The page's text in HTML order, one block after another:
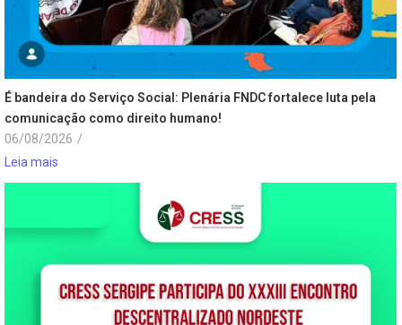
É bandeira do Serviço Social: Plenária FNDC fortalece luta pela
comunicação como direito humano!
06/08/2026 /
Leia mais